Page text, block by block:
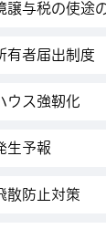
譲与税の使途
有者届出制度
ウス強靭化
生予報
散防止対策